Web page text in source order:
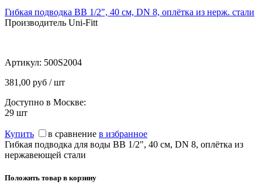
Гибкая подводка ВВ 1/2", 40 см, DN 8, оплётка из нерж. стали
Производитель Uni-Fitt
Артикул: 500S2004
381,00 руб / шт
Доступно в Москве:
29 шт
Купить в сравнение в избранное
Гибкая подводка для воды ВВ 1/2", 40 см, DN 8, оплётка из
нержавеющей стали
Положить товар в корзину